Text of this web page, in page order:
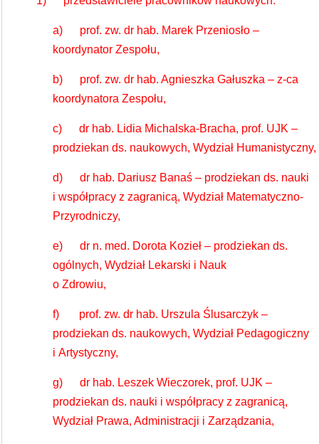
a) prof. zw. dr hab. Marek Przeniosło –
koordynator Zespołu,
b) prof. zw. dr hab. Agnieszka Gałuszka – z-ca
koordynatora Zespołu,
c) dr hab. Lidia Michalska-Bracha, prof. UJK –
prodziekan ds. naukowych, Wydział Humanistyczny,
d) dr hab. Dariusz Banaś – prodziekan ds. nauki
i współpracy z zagranicą, Wydział Matematyczno-
Przyrodniczy,
e) dr n. med. Dorota Kozieł – prodziekan ds.
ogólnych, Wydział Lekarski i Nauk
o Zdrowiu,
f) prof. zw. dr hab. Urszula Ślusarczyk –
prodziekan ds. naukowych, Wydział Pedagogiczny
i Artystyczny,
g) dr hab. Leszek Wieczorek, prof. UJK –
prodziekan ds. nauki i współpracy z zagranicą,
Wydział Prawa, Administracji i Zarządzania,